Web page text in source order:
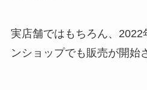
実店舗ではもちろん、2022
ンショップでも販売が開始